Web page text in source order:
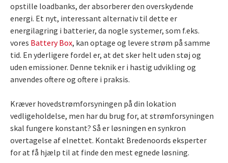
opstille loadbanks, der absorberer den overskydende
energi. Et nyt, interessant alternativ til dette er
energilagring i batterier, da nogle systemer, som f.eks.
vores Battery Box, kan optage og levere strøm på samme
tid. En yderligere fordel er, at det sker helt uden støj og
uden emissioner. Denne teknik er i hastig udvikling og
anvendes oftere og oftere i praksis.
Kræver hovedstrømforsyningen på din lokation
vedligeholdelse, men har du brug for, at strømforsyningen
skal fungere konstant? Så er løsningen en synkron
overtagelse af elnettet. Kontakt Bredenoords eksperter
for at få hjælp til at finde den mest egnede løsning.